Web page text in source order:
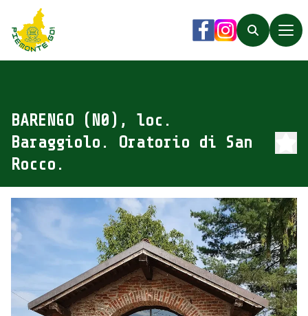
Piemonte Go!
Facebook
Instagram
Search
BARENGO (N0), loc.
Baraggiolo. Oratorio di San
Rocco.